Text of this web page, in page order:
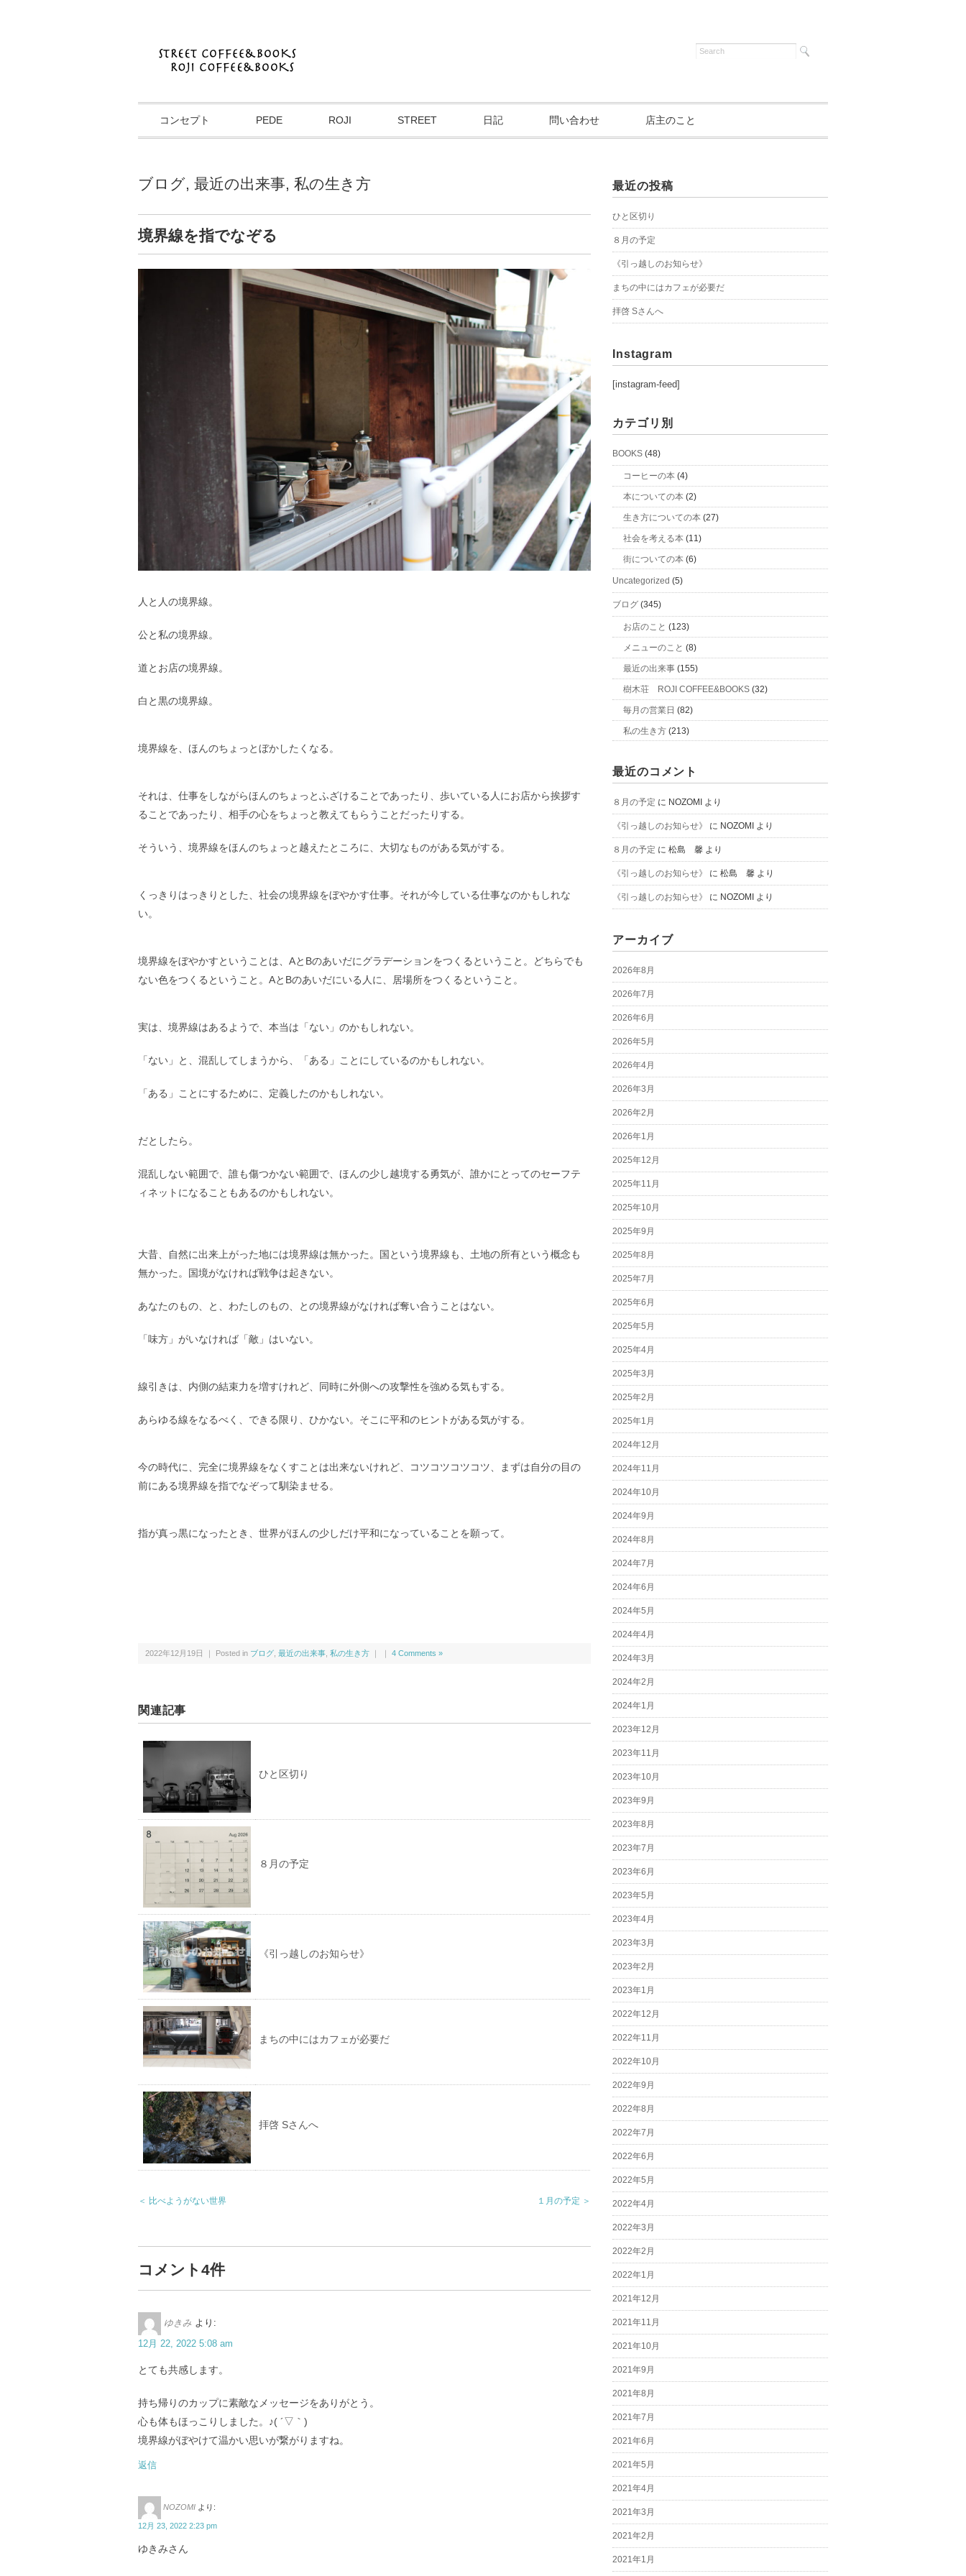
コンセプト PEDE ROJI STREET 日記 問い合わせ 店主のこと
ブログ, 最近の出来事, 私の生き方
境界線を指でなぞる
人と人の境界線。
公と私の境界線。
道とお店の境界線。
白と黒の境界線。
境界線を、ほんのちょっとぼかしたくなる。
それは、仕事をしながらほんのちょっとふざけることであったり、歩いている人にお店から挨拶す
ることであったり、相手の心をちょっと教えてもらうことだったりする。
そういう、境界線をほんのちょっと越えたところに、大切なものがある気がする。
くっきりはっきりとした、社会の境界線をぼやかす仕事。それが今している仕事なのかもしれな
い。
境界線をぼやかすということは、AとBのあいだにグラデーションをつくるということ。どちらでも
ない色をつくるということ。AとBのあいだにいる人に、居場所をつくるということ。
実は、境界線はあるようで、本当は「ない」のかもしれない。
「ない」と、混乱してしまうから、「ある」ことにしているのかもしれない。
「ある」ことにするために、定義したのかもしれない。
だとしたら。
混乱しない範囲で、誰も傷つかない範囲で、ほんの少し越境する勇気が、誰かにとってのセーフテ
ィネットになることもあるのかもしれない。
大昔、自然に出来上がった地には境界線は無かった。国という境界線も、土地の所有という概念も
無かった。国境がなければ戦争は起きない。
あなたのもの、と、わたしのもの、との境界線がなければ奪い合うことはない。
「味方」がいなければ「敵」はいない。
線引きは、内側の結束力を増すけれど、同時に外側への攻撃性を強める気もする。
あらゆる線をなるべく、できる限り、ひかない。そこに平和のヒントがある気がする。
今の時代に、完全に境界線をなくすことは出来ないけれど、コツコツコツコツ、まずは自分の目の
前にある境界線を指でなぞって馴染ませる。
指が真っ黒になったとき、世界がほんの少しだけ平和になっていることを願って。
2022年12月19日 ｜ Posted in ブログ 最近の出来事 私の生き方 ｜ ｜ 4 Comments »
関連記事
ひと区切り
８月の予定
《引っ越しのお知らせ》
まちの中にはカフェが必要だ
拝啓 Sさんへ
＜ 比べようがない世界 １月の予定 ＞
コメント4件
ゆきみ より:
12月 22, 2022 5:08 am
とても共感します。
持ち帰りのカップに素敵なメッセージをありがとう。
心も体もほっこりしました。♪( ´▽｀)
境界線がぼやけて温かい思いが繋がりますね。
返信
NOZOMI より:
12月 23, 2022 2:23 pm
ゆきみさん
最近の投稿
ひと区切り
８月の予定
《引っ越しのお知らせ》
まちの中にはカフェが必要だ
拝啓 Sさんへ
Instagram
[instagram-feed]
カテゴリ別
BOOKS (48)
コーヒーの本 (4)
本についての本 (2)
生き方についての本 (27)
社会を考える本 (11)
街についての本 (6)
Uncategorized (5)
ブログ (345)
お店のこと (123)
メニューのこと (8)
最近の出来事 (155)
樹木荘 ROJI COFFEE&BOOKS (32)
毎月の営業日 (82)
私の生き方 (213)
最近のコメント
８月の予定 に NOZOMI より
《引っ越しのお知らせ》 に NOZOMI より
８月の予定 に松島 馨 より
《引っ越しのお知らせ》 に松島 馨 より
《引っ越しのお知らせ》 に NOZOMI より
アーカイブ
2026年8月
2026年7月
2026年6月
2026年5月
2026年4月
2026年3月
2026年2月
2026年1月
2025年12月
2025年11月
2025年10月
2025年9月
2025年8月
2025年7月
2025年6月
2025年5月
2025年4月
2025年3月
2025年2月
2025年1月
2024年12月
2024年11月
2024年10月
2024年9月
2024年8月
2024年7月
2024年6月
2024年5月
2024年4月
2024年3月
2024年2月
2024年1月
2023年12月
2023年11月
2023年10月
2023年9月
2023年8月
2023年7月
2023年6月
2023年5月
2023年4月
2023年3月
2023年2月
2023年1月
2022年12月
2022年11月
2022年10月
2022年9月
2022年8月
2022年7月
2022年6月
2022年5月
2022年4月
2022年3月
2022年2月
2022年1月
2021年12月
2021年11月
2021年10月
2021年9月
2021年8月
2021年7月
2021年6月
2021年5月
2021年4月
2021年3月
2021年2月
2021年1月